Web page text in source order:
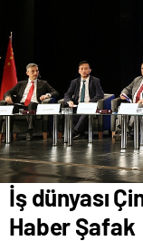
İş dünyası
Haber Şafak